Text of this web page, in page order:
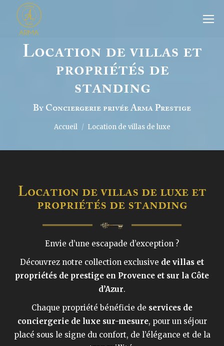
Location de villas et
propriétés de
standing
By Conciergerie privée Arma Prestige
Vous êtes ici :
Accueil Location de villas de luxe
Location de villas de luxe et
propriétés de standing
Envie d’une escapade d’exception ?
Découvrez notre collection exclusive de villas et
propriétés de prestige en Provence et sur la Côte
d’Azur.
Chaque propriété bénéficie de services de
conciergerie de luxe sur-mesure, pour un séjour
placé sous le signe du confort, de l’élégance et de la